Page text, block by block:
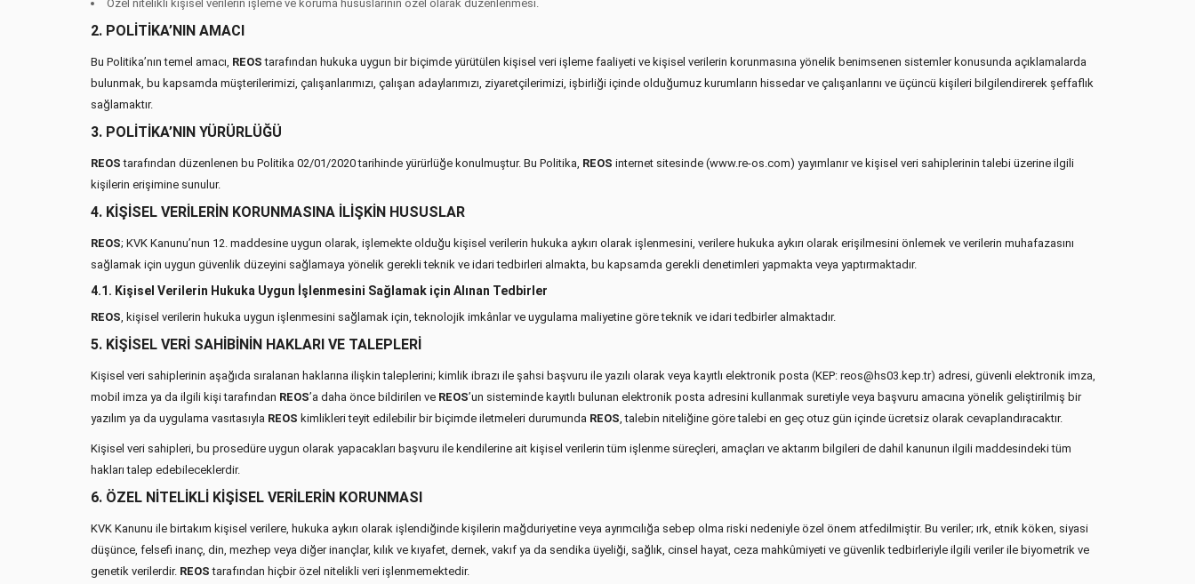
Özel nitelikli kişisel verilerin işleme ve koruma hususlarının özel olarak düzenlenmesi.
2. POLİTİKA’NIN AMACI
Bu Politika’nın temel amacı, REOS tarafından hukuka uygun bir biçimde yürütülen kişisel veri işleme faaliyeti ve kişisel verilerin korunmasına yönelik benimsenen sistemler konusunda açıklamalarda
bulunmak, bu kapsamda müşterilerimizi, çalışanlarımızı, çalışan adaylarımızı, ziyaretçilerimizi, işbirliği içinde olduğumuz kurumların hissedar ve çalışanlarını ve üçüncü kişileri bilgilendirerek şeffaflık
sağlamaktır.
3. POLİTİKA’NIN YÜRÜRLÜĞÜ
REOS tarafından düzenlenen bu Politika 02/01/2020 tarihinde yürürlüğe konulmuştur. Bu Politika, REOS internet sitesinde (www.re-os.com) yayımlanır ve kişisel veri sahiplerinin talebi üzerine ilgili
kişilerin erişimine sunulur.
4. KİŞİSEL VERİLERİN KORUNMASINA İLİŞKİN HUSUSLAR
REOS; KVK Kanunu’nun 12. maddesine uygun olarak, işlemekte olduğu kişisel verilerin hukuka aykırı olarak işlenmesini, verilere hukuka aykırı olarak erişilmesini önlemek ve verilerin muhafazasını
sağlamak için uygun güvenlik düzeyini sağlamaya yönelik gerekli teknik ve idari tedbirleri almakta, bu kapsamda gerekli denetimleri yapmakta veya yaptırmaktadır.
4.1. Kişisel Verilerin Hukuka Uygun İşlenmesini Sağlamak için Alınan Tedbirler
REOS, kişisel verilerin hukuka uygun işlenmesini sağlamak için, teknolojik imkânlar ve uygulama maliyetine göre teknik ve idari tedbirler almaktadır.
5. KİŞİSEL VERİ SAHİBİNİN HAKLARI VE TALEPLERİ
Kişisel veri sahiplerinin aşağıda sıralanan haklarına ilişkin taleplerini; kimlik ibrazı ile şahsi başvuru ile yazılı olarak veya kayıtlı elektronik posta (KEP: reos@hs03.kep.tr) adresi, güvenli elektronik imza,
mobil imza ya da ilgili kişi tarafından REOS’a daha önce bildirilen ve REOS’un sisteminde kayıtlı bulunan elektronik posta adresini kullanmak suretiyle veya başvuru amacına yönelik geliştirilmiş bir
yazılım ya da uygulama vasıtasıyla REOS kimlikleri teyit edilebilir bir biçimde iletmeleri durumunda REOS, talebin niteliğine göre talebi en geç otuz gün içinde ücretsiz olarak cevaplandıracaktır.
Kişisel veri sahipleri, bu prosedüre uygun olarak yapacakları başvuru ile kendilerine ait kişisel verilerin tüm işlenme süreçleri, amaçları ve aktarım bilgileri de dahil kanunun ilgili maddesindeki tüm
hakları talep edebileceklerdir.
6. ÖZEL NİTELİKLİ KİŞİSEL VERİLERİN KORUNMASI
KVK Kanunu ile birtakım kişisel verilere, hukuka aykırı olarak işlendiğinde kişilerin mağduriyetine veya ayrımcılığa sebep olma riski nedeniyle özel önem atfedilmiştir. Bu veriler; ırk, etnik köken, siyasi
düşünce, felsefi inanç, din, mezhep veya diğer inançlar, kılık ve kıyafet, dernek, vakıf ya da sendika üyeliği, sağlık, cinsel hayat, ceza mahkûmiyeti ve güvenlik tedbirleriyle ilgili veriler ile biyometrik ve
genetik verilerdir. REOS tarafından hiçbir özel nitelikli veri işlenmemektedir.